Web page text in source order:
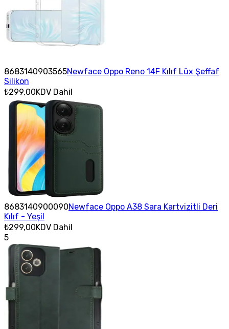
8683140903565Newface Oppo Reno 14F Kılıf Lüx Şeffaf
Silikon
₺299,00KDV Dahil
8683140900090Newface Oppo A38 Sara Kartvizitli Deri
Kılıf - Yeşil
₺299,00KDV Dahil
5